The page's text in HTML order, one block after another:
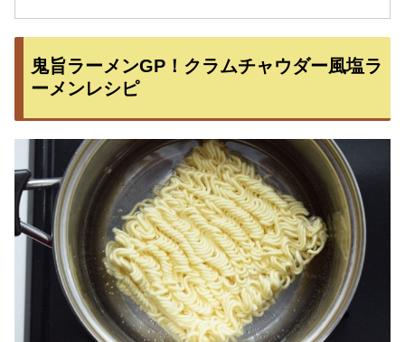
鬼旨ラーメンGP！クラムチャウダー風塩ラ
ーメンレシピ